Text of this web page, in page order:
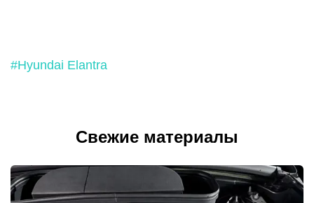
#Hyundai Elantra
Свежие материалы